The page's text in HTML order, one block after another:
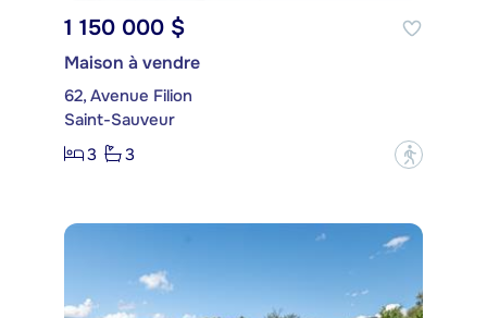
1 150 000 $
Maison à vendre
62, Avenue Filion
Saint-Sauveur
3
3 ?